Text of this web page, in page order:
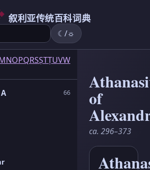
叙利亚传统百科词典
☾/☼
NOPQRSṢTṬUVW
A 66 of
ca. 296–373